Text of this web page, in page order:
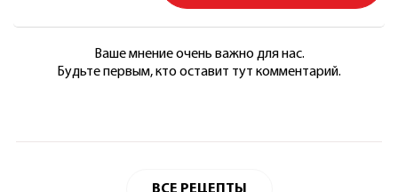
Ваше мнение очень важно для нас.
Будьте первым, кто оставит тут комментарий.